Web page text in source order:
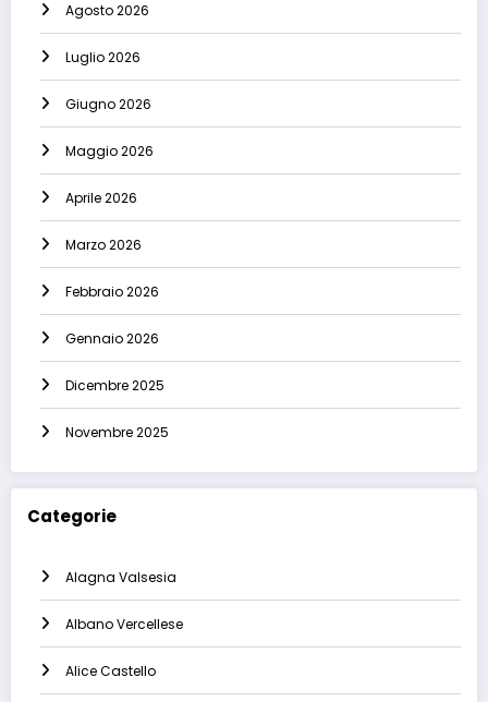
Agosto 2026
Luglio 2026
Giugno 2026
Maggio 2026
Aprile 2026
Marzo 2026
Febbraio 2026
Gennaio 2026
Dicembre 2025
Novembre 2025
Categorie
Alagna Valsesia
Albano Vercellese
Alice Castello